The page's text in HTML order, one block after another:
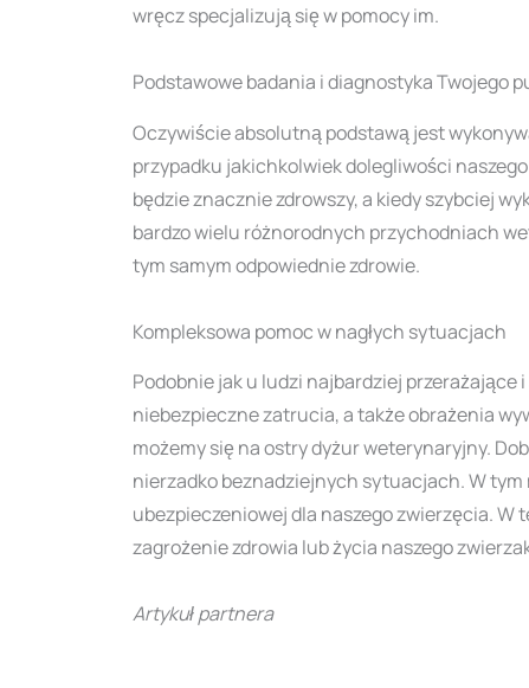
wręcz specjalizują się w pomocy im.
Podstawowe badania i diagnostyka Twojego
Oczywiście absolutną podstawą jest
przypadku jakichkolwiek dolegliwości
będzie znacznie zdrowszy, a kiedy szybciej
bardzo wielu różnorodnych przychodniach
tym samym odpowiednie zdrowie.
Kompleksowa pomoc w nagłych sytuacjach
Podobnie jak u ludzi najbardziej
niebezpieczne zatrucia, a także obrażenia
możemy się na ostry dyżur weterynaryjny.
nierzadko beznadziejnych sytuacjach. W
ubezpieczeniowej dla naszego zwierzęcia.
zagrożenie zdrowia lub życia naszego
Artykuł partnera